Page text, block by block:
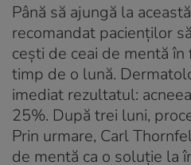
Până să ajungă la
recomandat pacienților
cești de ceai de mentă în
timp de o lună.
imediat rezultatul:
25%. După trei luni,
Prin urmare, Carl
de mentă ca o soluție la